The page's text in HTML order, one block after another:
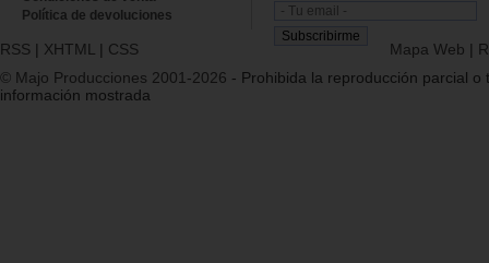
Política de devoluciones
RSS | XHTML | CSS Mapa Web |
© Majo Producciones 2001-2026 - Prohibida la reproducción parcial o
información mostrada